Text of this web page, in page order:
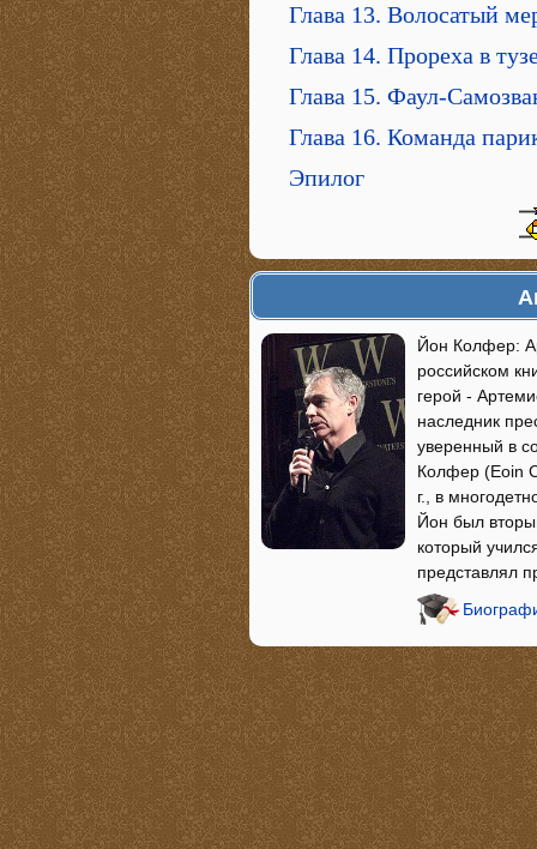
Глава 13. Волосатый
Глава 14. Прореха в
Глава 15. Фаул-
Глава 16. Команда
Эпилог
Йон Колфер:
российском
герой -
наследник
уверенный в
Колфер (Eoin
г., в
Йон был
который
представлял